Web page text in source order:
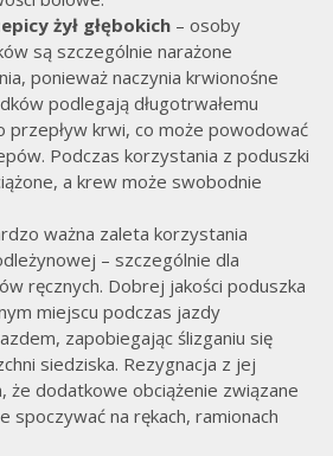
żył głębokich – osoby
są szczególnie narażone
ponieważ naczynia krwionośne
podlegają długotrwałemu
przepływ krwi, co może powodować
Podczas korzystania z poduszki
a krew może swobodnie
ważna zaleta korzystania
– szczególnie dla
ręcznych. Dobrej jakości poduszka
miejscu podczas jazdy
zapobiegając ślizganiu się
siedziska. Rezygnacja z jej
że dodatkowe obciążenie związane
spoczywać na rękach, ramionach